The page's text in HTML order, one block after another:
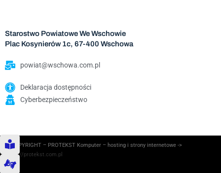
Starostwo Powiatowe We Wschowie
Plac Kosynierów 1c, 67-400 Wschowa
powiat@wschowa.com.pl
Deklaracja dostępności
Cyberbezpieczeństwo
© COPYRIGHT – PROTEKST Komputer – hosting i strony internetowe ->
https://protekst.com.pl